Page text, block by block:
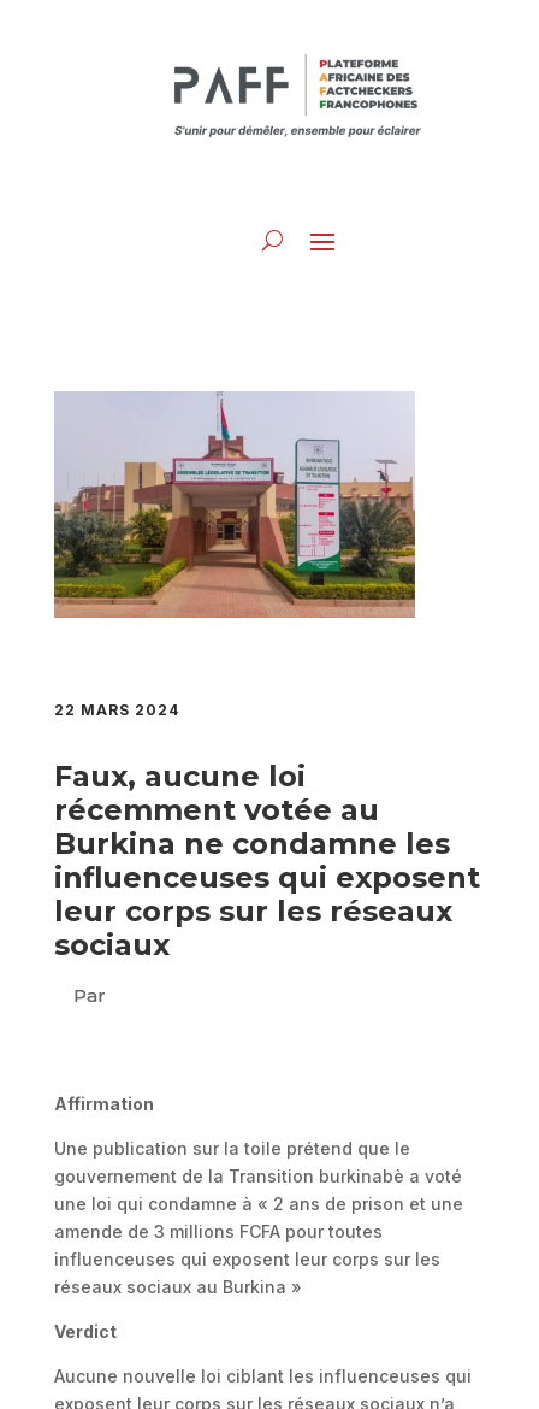
22 MARS 2024
Faux, aucune loi
récemment votée au
Burkina ne condamne les
influenceuses qui exposent
leur corps sur les réseaux
sociaux
Par
Affirmation
Une publication sur la toile prétend que le
gouvernement de la Transition burkinabè a voté
une loi qui condamne à « 2 ans de prison et une
amende de 3 millions FCFA pour toutes
influenceuses qui exposent leur corps sur les
réseaux sociaux au Burkina »
Verdict
Aucune nouvelle loi ciblant les influenceuses qui
exposent leur corps sur les réseaux sociaux n’a